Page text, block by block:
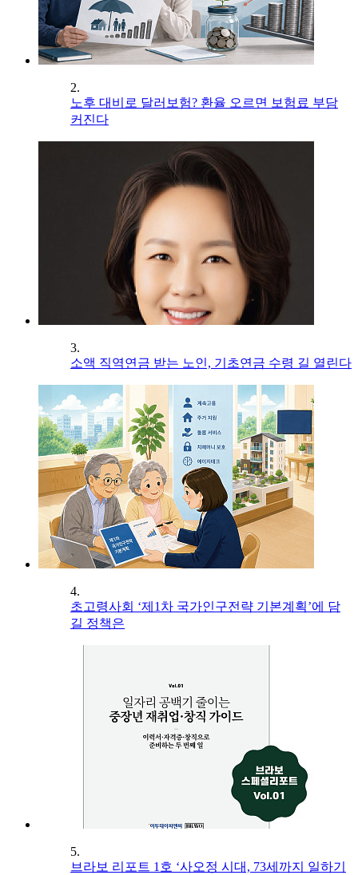
2.
노후 대비로 달러보험? 환율 오르면 보험료 부담
커진다
3.
소액 직역연금 받는 노인, 기초연금 수령 길 열린다
4.
초고령사회 ‘제1차 국가인구전략 기본계획’에 담
길 정책은
5.
브라보 리포트 1호 ‘사오정 시대, 73세까지 일하기